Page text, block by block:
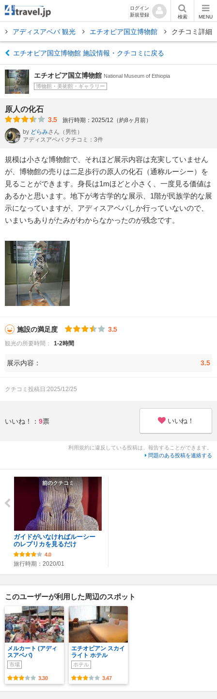
ログイン
新規登録
検索 MENU
アディスアベバ 観光 エチオピア国立博物館 クチコミ詳細
エチオピア国立博物館 施設情報・クチコミに戻る
エチオピア国立博物館 National Museum of Ethiopia
博物館・美術館・ギャラリー
原人の化石
3.5
旅行時期：2025/12（約8ヶ月前）
by どらみさん （男性）
アディスアベバ クチコミ：3件
規模は小さな博物館で、それほど展示内容は充実していません
が、博物館の売りは二足歩行の原人の化石（通称ルーシー）を
見ることができます。身長は1mほどと小さく、一度見る価値は
あるかと思います。地下が考古学的な展示、1階が民族学的な展
示になっていますが、アディスアベバしか行っていないので、
いまいちありがたみがわからなかったのが残念です。
施設の満足度 3.5
観光の所要時間： 1-2時間
展示内容： 3.5
クチコミ投稿日:2025/12/25
いいね！： 9票 いいね！
利用規約に違反している投稿は、報告することができます。
問題のある投稿を連絡する
前のクチコミ
ガイドがいなければルーシー
のレプリカを見るだけ
4.0
旅行時期：2020/01
このユーザーが利用した周辺のスポット
メルカート (アディ
スアベバ)
市場
3.30
エチオピアン スカイ
ライト ホテル
ホテル
3.47